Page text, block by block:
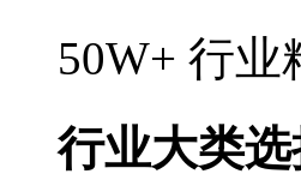
50W+ 行
行业大类